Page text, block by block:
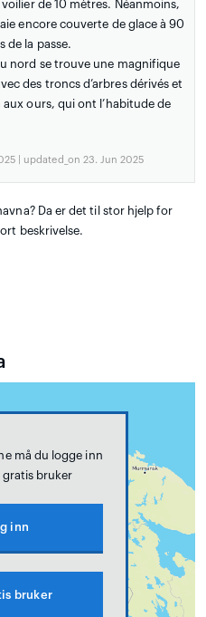
de 10 mètres. Néanmoins,
encore couverte de glace à 90
de la passe.
nord se trouve une magnifique
des troncs d’arbres dérivés et
ours, qui ont l’habitude de
| updated_on 23. Jun 2025
Da er det til stor hjelp for
beskrivelse.
må du logge inn
gratis bruker
inn
bruker